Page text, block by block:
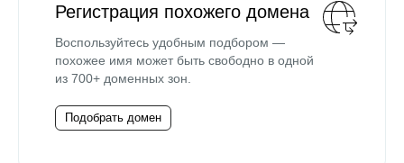
Регистрация похожего домена
Воспользуйтесь удобным подбором —
похожее имя может быть свободно в одной
из 700+ доменных зон.
Подобрать домен